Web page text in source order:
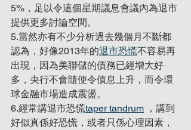
5%，足以令這個星期議息會議內為退市
提供更多討論空間。
5.當然亦有不少分析過去幾個月不斷都
認為，好像2013年的退市恐慌不容易再
出現，因為美聯儲的債務已經增大好
多，央行不會隨便令債息上升，而令環
球金融市場造成震盪。
6.經常講退市恐慌taper tandrum ，講到
好似真係好恐慌，或者只係心理因素，